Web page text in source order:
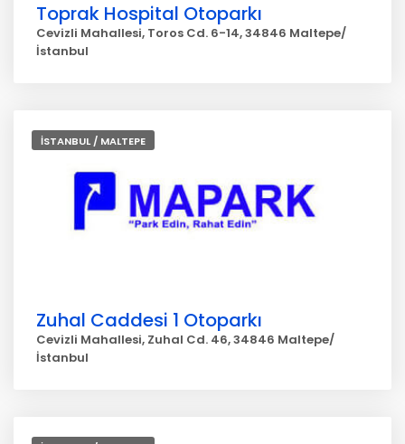
Toprak Hospital Otoparkı
Cevizli Mahallesi, Toros Cd. 6-14, 34846 Maltepe/
İstanbul
İSTANBUL / MALTEPE
Zuhal Caddesi 1 Otoparkı
Cevizli Mahallesi, Zuhal Cd. 46, 34846 Maltepe/
İstanbul